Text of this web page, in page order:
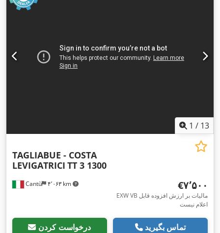
1 / 13
Cantù ۴٬۰۶۳ km
TAGLIABUE - COSTA
LEVIGATRICI TT 3 1300
‎€۷٬۵۰۰
EXW VB مالیات بر ارزش افزوده قابل
اعلام نیست
درخواست کردن تماس بگیرید